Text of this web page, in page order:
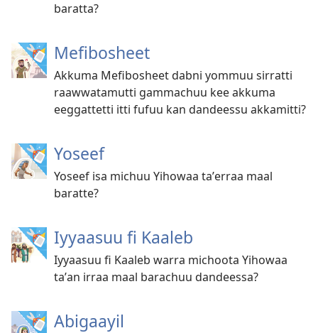
baratta?
Mefibosheet
Akkuma Mefibosheet dabni yommuu sirratti
raawwatamutti gammachuu kee akkuma
eeggattetti itti fufuu kan dandeessu akkamitti?
Yoseef
Yoseef isa michuu Yihowaa taʼerraa maal
baratte?
Iyyaasuu fi Kaaleb
Iyyaasuu fi Kaaleb warra michoota Yihowaa
taʼan irraa maal barachuu dandeessa?
Abigaayil